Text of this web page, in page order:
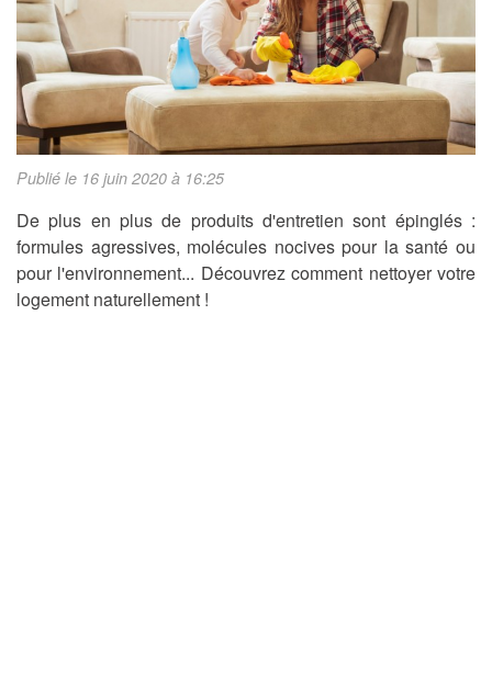
Publié le 16 juin 2020 à 16:25
De plus en plus de produits d'entretien sont épinglés :
formules agressives, molécules nocives pour la santé ou
pour l'environnement... Découvrez comment nettoyer votre
logement naturellement !